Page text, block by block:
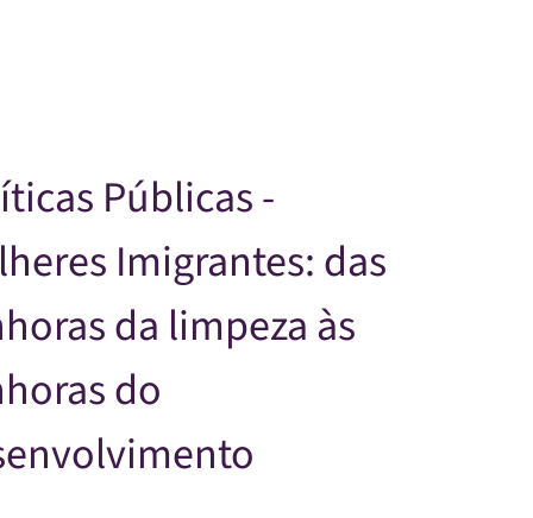
Públicas -
Imigrantes: das
da limpeza às
do